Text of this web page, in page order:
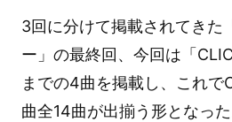
3回に分けて掲載されてきた
ー」の最終回、今回は「
までの4曲を掲載し、これで
曲全14曲が出揃う形となった